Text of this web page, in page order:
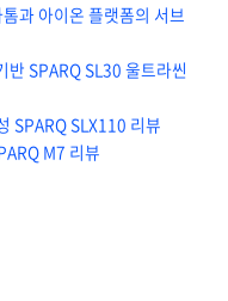
과 아이온 플랫폼의 서브
SPARQ SL30 울트라씬
SPARQ SLX110 리뷰
M7 리뷰